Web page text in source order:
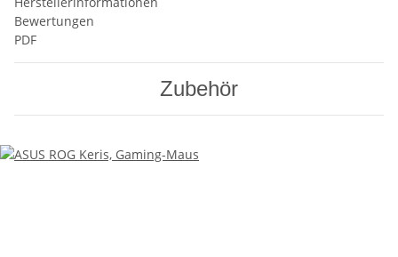
Bewertungen
PDF
Zubehör